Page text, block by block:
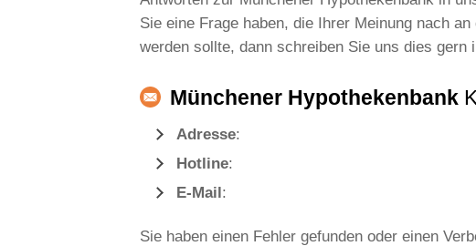
Sie eine Frage haben, die Ihrer Meinung nach
werden sollte, dann schreiben Sie uns dies gern
Münchener Hypothekenbank
Adresse:
Hotline:
E-Mail:
Sie haben einen Fehler gefunden oder einen